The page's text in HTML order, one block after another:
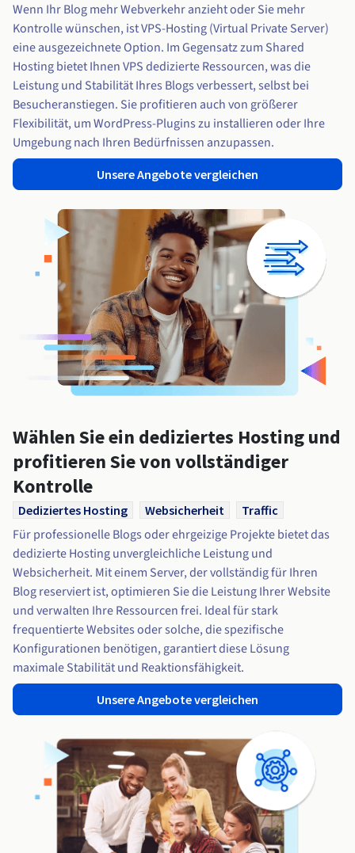
Wenn Ihr Blog mehr Webverkehr anzieht oder Sie mehr
Kontrolle wünschen, ist VPS-Hosting (Virtual Private Server)
eine ausgezeichnete Option. Im Gegensatz zum Shared
Hosting bietet Ihnen VPS dedizierte Ressourcen, was die
Leistung und Stabilität Ihres Blogs verbessert, selbst bei
Besucheranstiegen. Sie profitieren auch von größerer
Flexibilität, um WordPress-Plugins zu installieren oder Ihre
Umgebung nach Ihren Bedürfnissen anzupassen.
Unsere Angebote vergleichen
Wählen Sie ein dediziertes Hosting und
profitieren Sie von vollständiger
Kontrolle
Dediziertes Hosting Websicherheit Traffic
Für professionelle Blogs oder ehrgeizige Projekte bietet das
dedizierte Hosting unvergleichliche Leistung und
Websicherheit. Mit einem Server, der vollständig für Ihren
Blog reserviert ist, optimieren Sie die Leistung Ihrer Website
und verwalten Ihre Ressourcen frei. Ideal für stark
frequentierte Websites oder solche, die spezifische
Konfigurationen benötigen, garantiert diese Lösung
maximale Stabilität und Reaktionsfähigkeit.
Unsere Angebote vergleichen